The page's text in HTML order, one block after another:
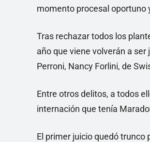
momento procesal oportuno
Tras rechazar todos los
año que viene volverán a
Perroni, Nancy Forlini, de
Entre otros delitos, a todos
internación que tenía
El primer juicio quedó